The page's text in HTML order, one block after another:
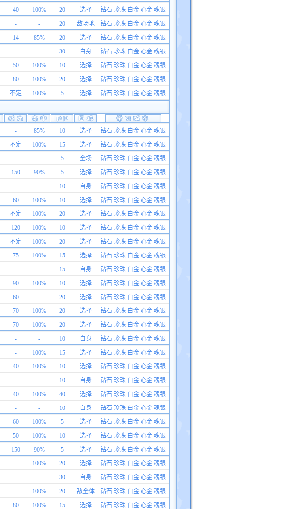
40 100% 20 选择
钻石 珍珠 白金 心金 魂银
- - 20 敌场地
钻石 珍珠 白金 心金 魂银
14 85% 20 选择
钻石 珍珠 白金 心金 魂银
- - 30 自身
钻石 珍珠 白金 心金 魂银
50 100% 10 选择
钻石 珍珠 白金 心金 魂银
80 100% 20 选择
钻石 珍珠 白金 心金 魂银
不定 100% 5 选择 钻石 珍珠 白金 心金 魂银
- 85% 10 选择
钻石 珍珠 白金 心金 魂银
不定 100% 15 选择
钻石 珍珠 白金 心金 魂银
- - 5 全场
钻石 珍珠 白金 心金 魂银
150 90% 5 选择
钻石 珍珠 白金 心金 魂银
- - 10 自身
钻石 珍珠 白金 心金 魂银
60 100% 10 选择
钻石 珍珠 白金 心金 魂银
不定 100% 20 选择
钻石 珍珠 白金 心金 魂银
120 100% 10 选择
钻石 珍珠 白金 心金 魂银
不定 100% 20 选择
钻石 珍珠 白金 心金 魂银
75 100% 15 选择
钻石 珍珠 白金 心金 魂银
- - 15 自身
钻石 珍珠 白金 心金 魂银
90 100% 10 选择
钻石 珍珠 白金 心金 魂银
60 - 20 选择
钻石 珍珠 白金 心金 魂银
70 100% 20 选择
钻石 珍珠 白金 心金 魂银
70 100% 20 选择
钻石 珍珠 白金 心金 魂银
- - 10 自身
钻石 珍珠 白金 心金 魂银
- 100% 15 选择
钻石 珍珠 白金 心金 魂银
40 100% 10 选择
钻石 珍珠 白金 心金 魂银
- - 10 自身
钻石 珍珠 白金 心金 魂银
40 100% 40 选择
钻石 珍珠 白金 心金 魂银
- - 10 自身
钻石 珍珠 白金 心金 魂银
60 100% 5 选择
钻石 珍珠 白金 心金 魂银
50 100% 10 选择
钻石 珍珠 白金 心金 魂银
150 90% 5 选择
钻石 珍珠 白金 心金 魂银
- 100% 20 选择
钻石 珍珠 白金 心金 魂银
- - 30 自身
钻石 珍珠 白金 心金 魂银
- 100% 20 敌全体
钻石 珍珠 白金 心金 魂银
80 100% 15 选择
钻石 珍珠 白金 心金 魂银